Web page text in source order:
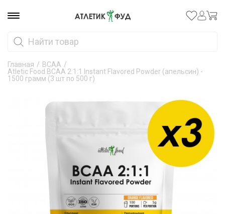
Главная / ВСАА /
Atletic Food BCAA 2:1:1 Instant Flavored Powder (апельсин) -
1500 грамм (3 шт по 500 г)